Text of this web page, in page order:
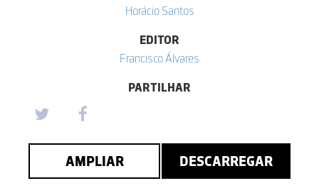
Horácio Santos
EDITOR
Francisco Álvares
PARTILHAR
AMPLIAR DESCARREGAR